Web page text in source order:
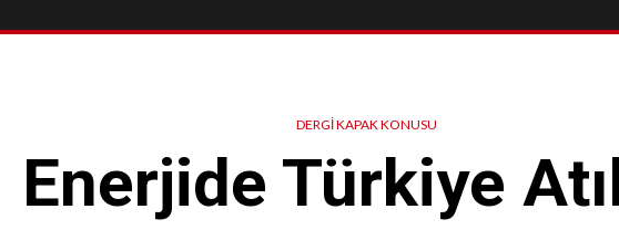
DERGI KAPAK KONUSU
Enerjide Türkiye